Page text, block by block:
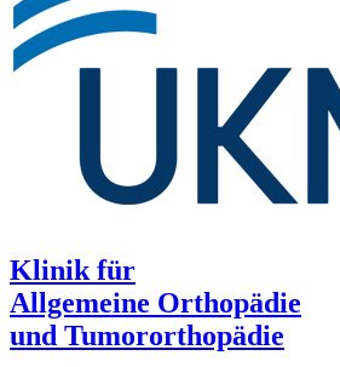
Klinik für
Allgemeine Orthopädie
und Tumororthopädie